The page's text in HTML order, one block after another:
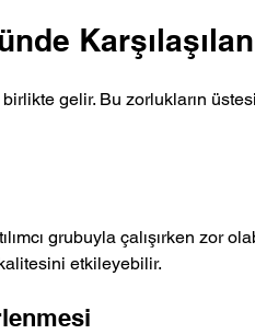
gelir. Bu zorlukların
grubuyla çalışırken zor
etkileyebilir.